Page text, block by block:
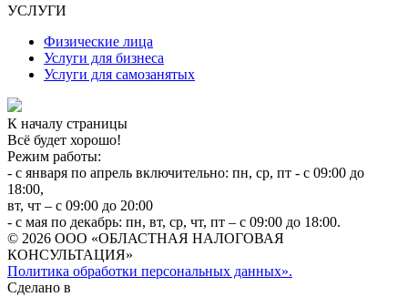
УСЛУГИ
Физические лица
Услуги для бизнеса
Услуги для самозанятых
К началу страницы
Всё будет хорошо!
Режим работы:
- с января по апрель включительно: пн, ср, пт - с 09:00 до
18:00,
вт, чт – с 09:00 до 20:00
- с мая по декабрь: пн, вт, ср, чт, пт – с 09:00 до 18:00.
© 2026 ООО «ОБЛАСТНАЯ НАЛОГОВАЯ
КОНСУЛЬТАЦИЯ»
Политика обработки персональных данных».
Сделано в